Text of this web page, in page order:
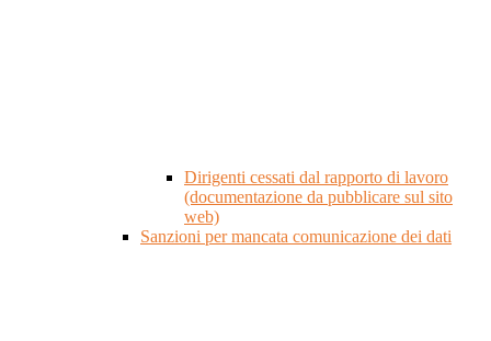
Dirigenti cessati dal rapporto di lavoro
(documentazione da pubblicare sul sito
web)
Sanzioni per mancata comunicazione dei dati